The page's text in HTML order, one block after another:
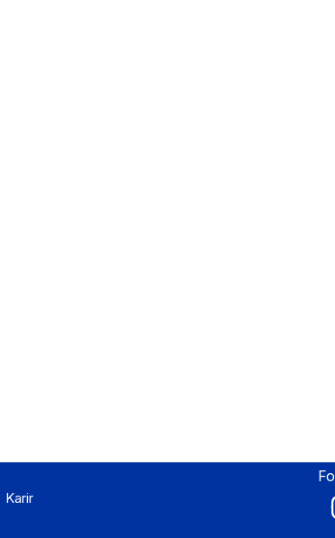
Karir